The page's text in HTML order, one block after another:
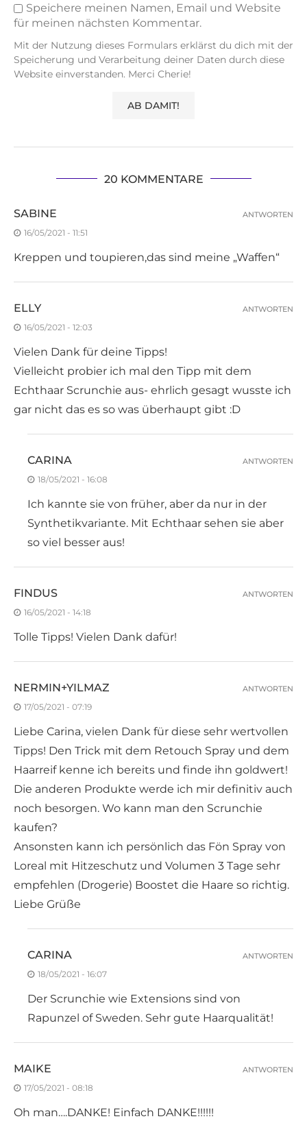
Speichere meinen Namen, Email und Website
für meinen nächsten Kommentar.
Mit der Nutzung dieses Formulars erklärst du dich mit der
Speicherung und Verarbeitung deiner Daten durch diese
Website einverstanden. Merci Cherie!
20 KOMMENTARE
SABINE
16/05/2021 - 11:51
Kreppen und toupieren,das sind meine „Waffen“
ANTWORTEN
ELLY
16/05/2021 - 12:03
Vielen Dank für deine Tipps!
Vielleicht probier ich mal den Tipp mit dem
Echthaar Scrunchie aus- ehrlich gesagt wusste ich
gar nicht das es so was überhaupt gibt :D
ANTWORTEN
CARINA
18/05/2021 - 16:08
Ich kannte sie von früher, aber da nur in der
Synthetikvariante. Mit Echthaar sehen sie aber
so viel besser aus!
ANTWORTEN
FINDUS
16/05/2021 - 14:18
Tolle Tipps! Vielen Dank dafür!
ANTWORTEN
NERMIN+YILMAZ
17/05/2021 - 07:19
Liebe Carina, vielen Dank für diese sehr wertvollen
Tipps! Den Trick mit dem Retouch Spray und dem
Haarreif kenne ich bereits und finde ihn goldwert!
Die anderen Produkte werde ich mir definitiv auch
noch besorgen. Wo kann man den Scrunchie
kaufen?
Ansonsten kann ich persönlich das Fön Spray von
Loreal mit Hitzeschutz und Volumen 3 Tage sehr
empfehlen (Drogerie) Boostet die Haare so richtig.
Liebe Grüße
ANTWORTEN
CARINA
18/05/2021 - 16:07
Der Scrunchie wie Extensions sind von
Rapunzel of Sweden. Sehr gute Haarqualität!
ANTWORTEN
MAIKE
17/05/2021 - 08:18
Oh man….DANKE! Einfach DANKE!!!!!!
ANTWORTEN